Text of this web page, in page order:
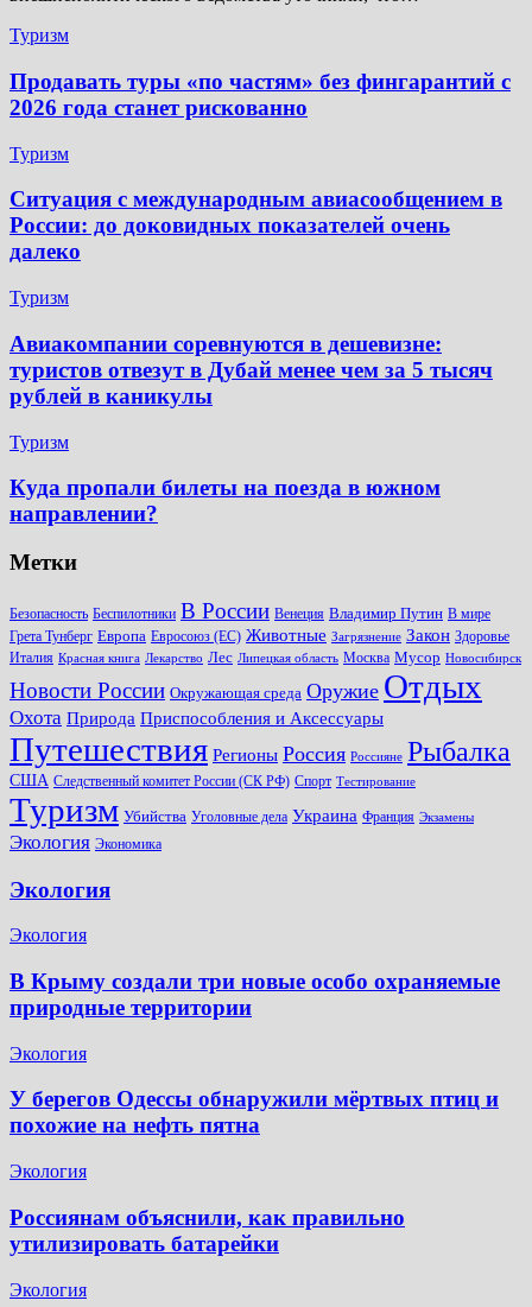
Туризм
Продавать туры «по частям» без фингарантий с
2026 года станет рискованно
Туризм
Ситуация с международным авиасообщением в
России: до доковидных показателей очень
далеко
Туризм
Авиакомпании соревнуются в дешевизне:
туристов отвезут в Дубай менее чем за 5 тысяч
рублей в каникулы
Туризм
Куда пропали билеты на поезда в южном
направлении?
Метки
Безопасность Беспилотники В России Венеция Владимир Путин В мире
Грета Тунберг Европа Евросоюз (ЕС) Животные Загрязнение Закон Здоровье
Италия Красная книга Лекарство Лес Липецкая область Москва Мусор Новосибирск
Новости России Окружающая среда Оружие Отдых
Охота Природа Приспособления и Аксессуары
Путешествия Регионы Россия Россияне Рыбалка
США Следственный комитет России (СК РФ) Спорт Тестирование
Туризм Убийства Уголовные дела Украина Франция Экзамены
Экология Экономика
Экология
Экология
В Крыму создали три новые особо охраняемые
природные территории
Экология
У берегов Одессы обнаружили мёртвых птиц и
похожие на нефть пятна
Экология
Россиянам объяснили, как правильно
утилизировать батарейки
Экология